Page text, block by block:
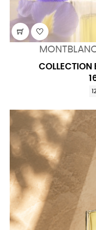
COLLECTION